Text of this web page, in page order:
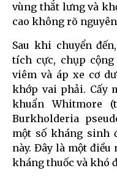
vùng thắt lưng và
cao không rõ
Sau khi chuyển
tích cực, chụp
viêm và áp xe cơ
khớp vai phải. Cấy
khuẩn Whitmore
Burkholderia
một số kháng sinh
này. Đây là một
kháng thuốc và khó